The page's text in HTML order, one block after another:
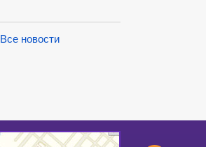
Все новости